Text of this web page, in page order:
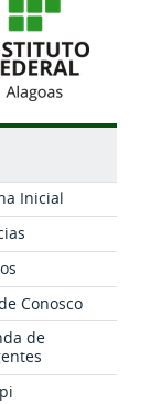
Inicial
Conosco
de